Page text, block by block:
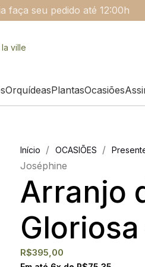
faça seu pedido até 12:00h
OrquídeasPlantasOcasiões
Início / OCASIÕES /
Joséphine
Arranjo
R$395,00